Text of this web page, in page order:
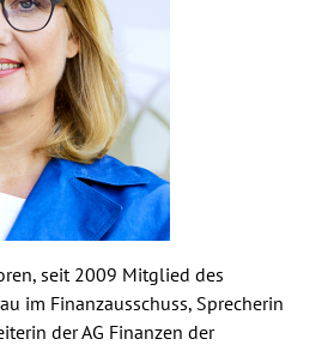
seit 2009 Mitglied des
im Finanzausschuss, Sprecherin
der AG Finanzen der